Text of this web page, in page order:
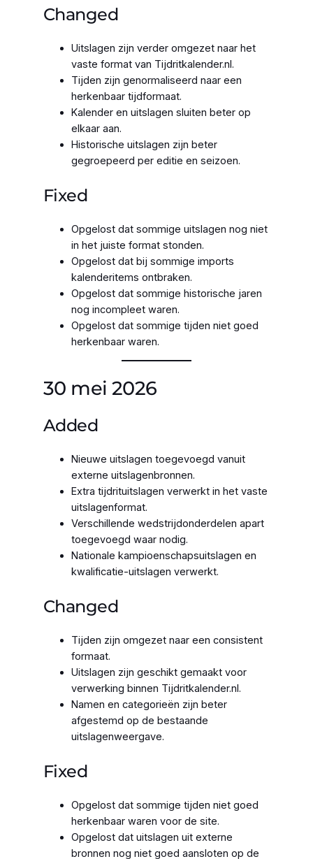
Changed
Uitslagen zijn verder omgezet naar het
vaste format van Tijdritkalender.nl.
Tijden zijn genormaliseerd naar een
herkenbaar tijdformaat.
Kalender en uitslagen sluiten beter op
elkaar aan.
Historische uitslagen zijn beter
gegroepeerd per editie en seizoen.
Fixed
Opgelost dat sommige uitslagen nog niet
in het juiste format stonden.
Opgelost dat bij sommige imports
kalenderitems ontbraken.
Opgelost dat sommige historische jaren
nog incompleet waren.
Opgelost dat sommige tijden niet goed
herkenbaar waren.
30 mei 2026
Added
Nieuwe uitslagen toegevoegd vanuit
externe uitslagenbronnen.
Extra tijdrituitslagen verwerkt in het vaste
uitslagenformat.
Verschillende wedstrijdonderdelen apart
toegevoegd waar nodig.
Nationale kampioenschapsuitslagen en
kwalificatie-uitslagen verwerkt.
Changed
Tijden zijn omgezet naar een consistent
formaat.
Uitslagen zijn geschikt gemaakt voor
verwerking binnen Tijdritkalender.nl.
Namen en categorieën zijn beter
afgestemd op de bestaande
uitslagenweergave.
Fixed
Opgelost dat sommige tijden niet goed
herkenbaar waren voor de site.
Opgelost dat uitslagen uit externe
bronnen nog niet goed aansloten op de